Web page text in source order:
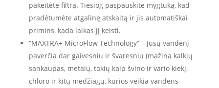
pakeitėte filtrą. Tiesiog paspauskite mygtuką, kad
pradėtumėte atgalinę atskaitą ir jis automatiškai
primins, kada laikas jį keisti.
“MAXTRA+ MicroFlow Technology” – Jūsų vandenį
paverčia dar gaivesniu ir švaresniu (mažina kalkių
sankaupas, metalų, tokių kaip švino ir vario kiekį,
chloro ir kitų medžiagų, kurios veikia vandens